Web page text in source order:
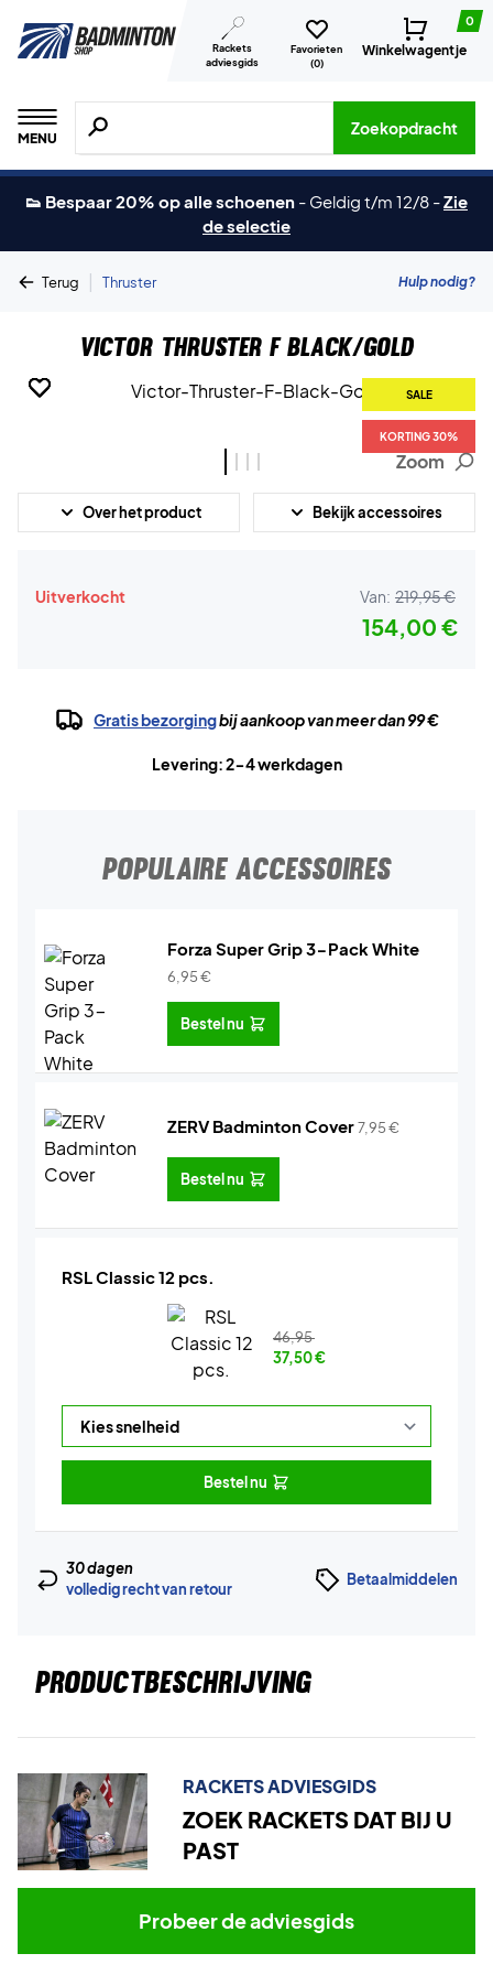
Rackets
adviesgids
Favorieten
(0)
0
Winkelwagentje
MENU
Zoeken naar producten, merken etc.
Zoekopdracht
👟 Bespaar 20% op alle schoenen - Geldig t/m 12/8 -Zie
de selectie
Terug | Thruster Hulp nodig?
Victor Thruster F Black/Gold
SALE
KORTING 30%
SALE
KORTING 30%
SALE
KORTING 30%
SALE
KORTING 30%
Zoom
Over het product Bekijk accessoires
Uitverkocht Van: 219,95 €
154,00 €
Gratis bezorgingbij aankoop van meer dan 99 €
Levering: 2-4 werkdagen
POPULAIRE ACCESSOIRES
Forza Super Grip 3-Pack White
6,95€
Bestel nu
ZERV Badminton Cover7,95€
Bestel nu
RSL Classic 12 pcs.
46,95
37,50€
Bestel nu
30 dagen
volledig recht van retour
Betaalmiddelen
PRODUCTBESCHRIJVING
RACKETS ADVIESGIDS
ZOEK RACKETS DAT BIJ U
PAST
Probeer de adviesgids